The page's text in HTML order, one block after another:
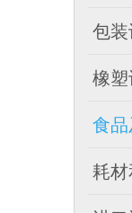
包装
橡塑
食
耗